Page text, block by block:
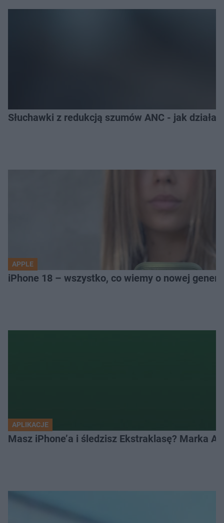
Słuchawki z redukcją szumów ANC - jak
APPLE
iPhone 18 – wszystko, co wiemy o nowej
APLIKACJE
Masz iPhone’a i śledzisz Ekstraklasę? Marka